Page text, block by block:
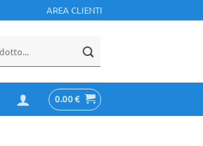
AREA CLIENTI
0.00€